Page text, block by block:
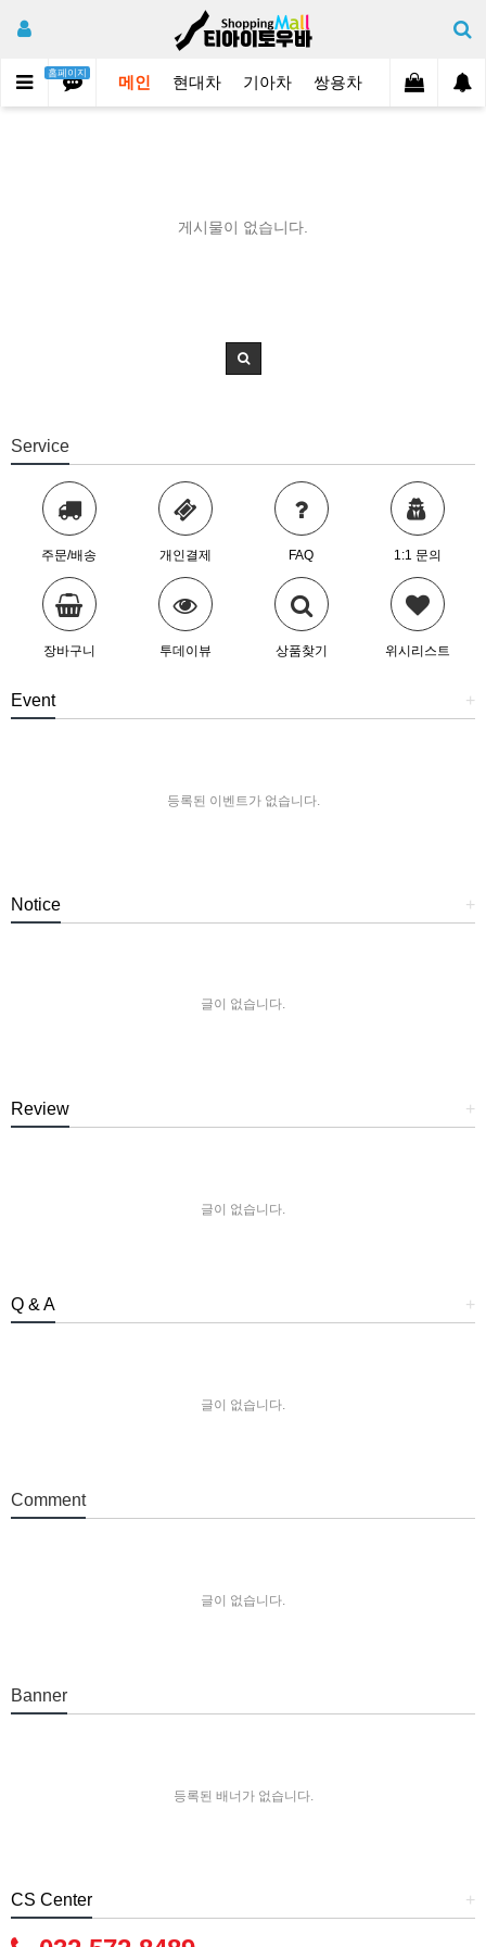
홈페이지
메인 현대차 기아차 쌍용차 쉐보레 삼
게시물이 없습니다.
Service
주문/배송 개인결제 FAQ 1:1 문의
장바구니 투데이뷰 상품찾기 위시리스트
+
Event
등록된 이벤트가 없습니다.
+
Notice
글이 없습니다.
+
Review
글이 없습니다.
+
Q & A
글이 없습니다.
Comment
글이 없습니다.
Banner
등록된 배너가 없습니다.
+
CS Center